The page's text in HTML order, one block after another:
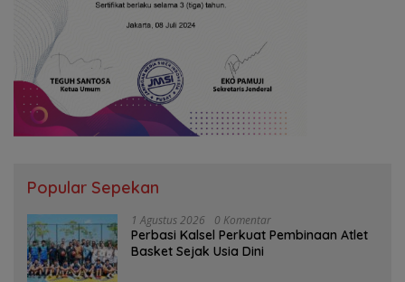
Popular Sepekan
1 Agustus 2026 0 Komentar
Perbasi Kalsel Perkuat Pembinaan Atlet
Basket Sejak Usia Dini